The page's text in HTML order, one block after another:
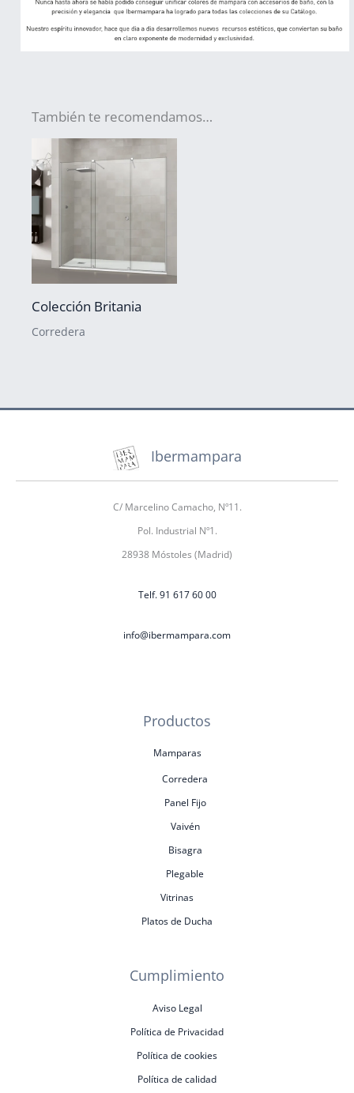
También te recomendamos…
Colección Britania
Corredera
Ibermampara
C/ Marcelino Camacho, Nº11.
Pol. Industrial Nº1.
28938 Móstoles (Madrid)
Telf. 91 617 60 00
info@ibermampara.com
Productos
Mamparas
Corredera
Panel Fijo
Vaivén
Bisagra
Plegable
Vitrinas
Platos de Ducha
Cumplimiento
Aviso Legal
Política de Privacidad
Política de cookies
Política de calidad